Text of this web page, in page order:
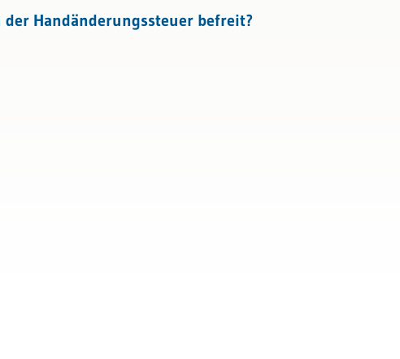
Handänderungssteuer befreit?